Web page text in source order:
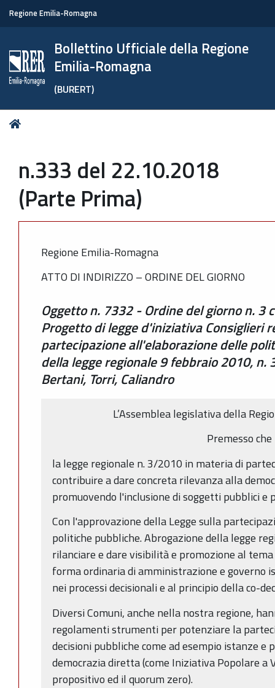
Regione Emilia-Romagna
Bollettino Ufficiale della Regione
Emilia-Romagna
(BURERT)
Tu
n.333 del 22.10.2018
(Parte Prima)
Regione Emilia-Romagna
ATTO DI INDIRIZZO – ORDINE DEL GIORNO
Oggetto n. 7332 - Ordine del giorno n. 3
Progetto di legge d'iniziativa Consiglieri
partecipazione all'elaborazione delle
della legge regionale 9 febbraio 2010, n.
Bertani, Torri, Caliandro
L’Assemblea legislativa della
Premesso che
la legge regionale n. 3/2010 in materia di
contribuire a dare concreta rilevanza alla
promuovendo l'inclusione di soggetti pubblici e
Con l'approvazione della Legge sulla
politiche pubbliche. Abrogazione della legge
rilanciare e dare visibilità e promozione al
forma ordinaria di amministrazione e governo
nei processi decisionali e al principio della co-
Diversi Comuni, anche nella nostra regione,
regolamenti strumenti per potenziare la
decisioni pubbliche come ad esempio istanze
democrazia diretta (come Iniziativa Popolare a
propositivo ed il quorum zero).